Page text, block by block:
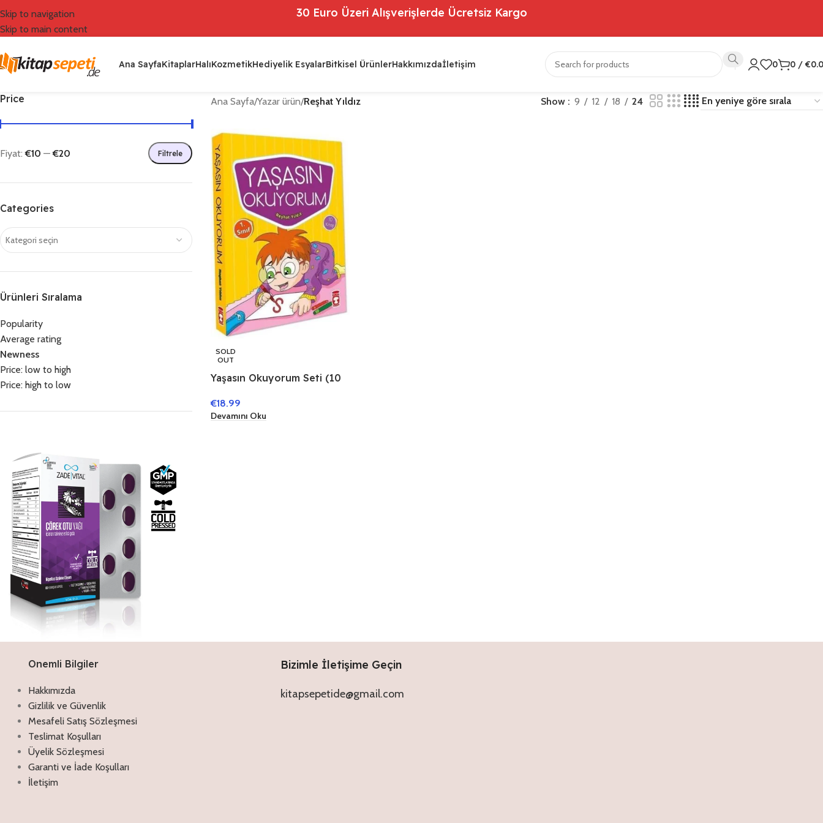
Skip to navigation
Skip to main content
30 Euro Üzeri Alışverişlerde Ücretsiz Kargo
Ana SayfaKitaplarHalıKozmetikHediyelik EsyalarBitkisel ÜrünlerHakkımızdaİletişim 0 0 / €
Price
Filtrele
Fiyat:€10 —€20
Categories
Kategori seçin
Ürünleri Sıralama
Popularity
Average rating
Newness
Price: low to high
Price: high to low
Discount off 20%
Çörekotu Yağı Kapsül
Antimikrobiyal ve antioksidan
özellikleriyle akne, egzama, sedef gibi
rahatsızlıklar için tercih edilebilir. Kıl veya
gözeneklerin tıkanmasıyla oluşan
komedonları oluşturma etkisi olmadığı
için rahatlıkla kullanılabilir. İçeriğindeki
vitamin ve mineraller sayesinde cilt
yenilenmesine yardımcı olur
Ana Sayfa/Yazar ürün/Reşhat Yıldız Show 9 12 18 24
SOLD
OUT
Yaşasın Okuyorum Seti (10
€18.99
Devamını Oku
Onemli Bilgiler
Hakkımızda
Gizlilik ve Güvenlik
Mesafeli Satış Sözleşmesi
Teslimat Koşulları
Üyelik Sözleşmesi
Garanti ve İade Koşulları
İletişim
Bizimle İletişime Geçin
kitapsepetide@gmail.com